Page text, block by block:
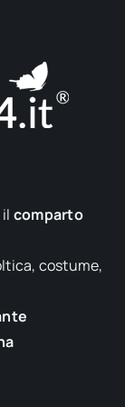
comparto
costume,